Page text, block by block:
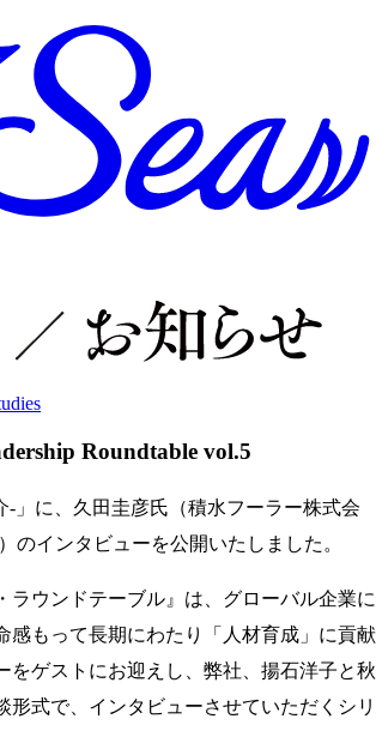
Roundtable vol.5
-」に、久田圭彦氏（積水フーラー株式会
のインタビューを公開いたしました。
ラウンドテーブル』は、グローバル企業に
感もって長期にわたり「人材育成」に貢献
をゲストにお迎えし、弊社、揚石洋子と秋
形式で、インタビューさせていただくシリ